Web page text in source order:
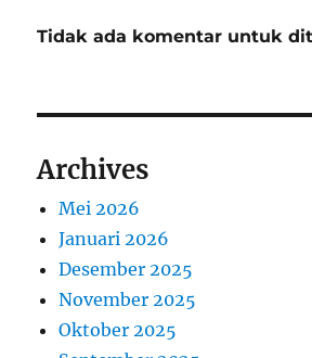
Tidak ada komentar untuk
Archives
Mei 2026
Januari 2026
Desember 2025
November 2025
Oktober 2025